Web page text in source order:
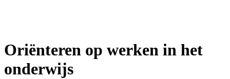
Oriënteren op werken in het
onderwijs